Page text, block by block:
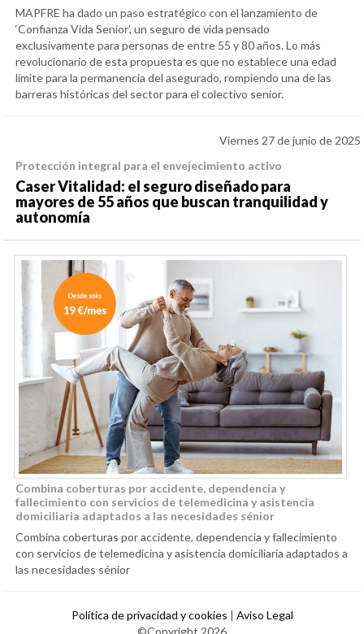
MAPFRE ha dado un paso estratégico con el lanzamiento de
‘Confianza Vida Senior’, un seguro de vida pensado
exclusivamente para personas de entre 55 y 80 años. Lo más
revolucionario de esta propuesta es que no establece una edad
límite para la permanencia del asegurado, rompiendo una de las
barreras históricas del sector para el colectivo senior.
Viernes 27 de junio de 2025
Protección integral para el envejecimiento activo
Caser Vitalidad: el seguro diseñado para
mayores de 55 años que buscan tranquilidad y
autonomía
Combina coberturas por accidente, dependencia y
fallecimiento con servicios de telemedicina y asistencia
domiciliaria adaptados a las necesidades sénior
Combina coberturas por accidente, dependencia y fallecimiento
con servicios de telemedicina y asistencia domiciliaria adaptados a
las necesidades sénior
Política de privacidad y cookies | Aviso Legal
©Copyright 2026